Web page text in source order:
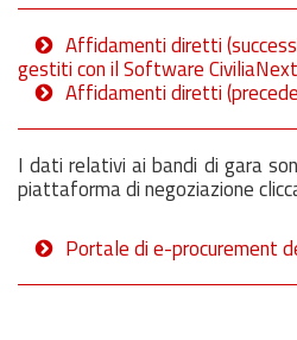
Affidamenti diretti
gestiti con il Software
Affidamenti diretti
I dati relativi ai bandi di gara
piattaforma di negoziazione
Portale di e-procurement